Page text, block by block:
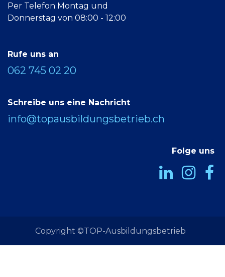
Per Telefon Montag und
Donnerstag von 08:00 - 12:00
Rufe uns an
062 745 02 20
Schreibe uns eine Nachricht
info@topausbildungsbetrieb.ch
Folge uns
Copyright ©TOP-Ausbildungsbetrieb